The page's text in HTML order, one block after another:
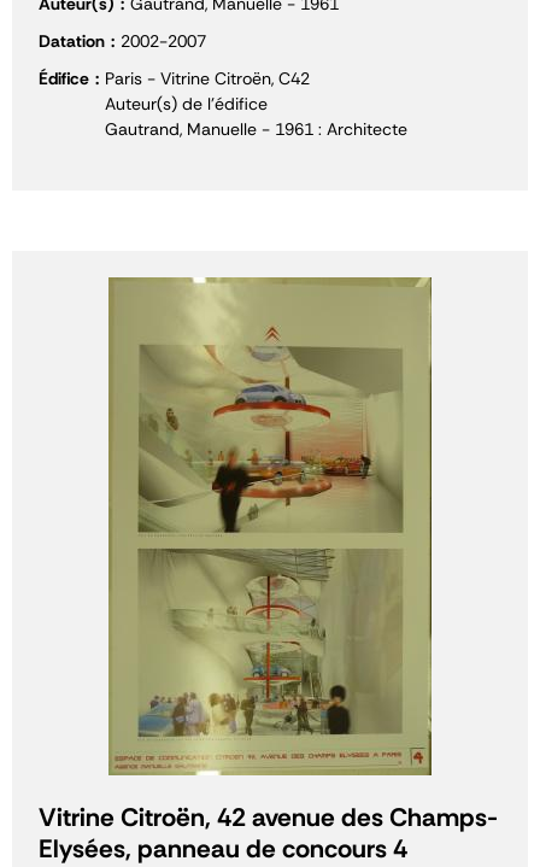
Datation
2002-2007
Édifice
Paris - Vitrine Citroën, C42
Auteur(s) de l'édifice
Gautrand, Manuelle - 1961 : Architecte
Vitrine Citroën, 42 avenue des Champs-
Elysées, panneau de concours 4